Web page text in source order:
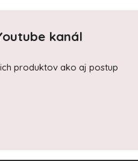
kanál
produktov ako aj postup